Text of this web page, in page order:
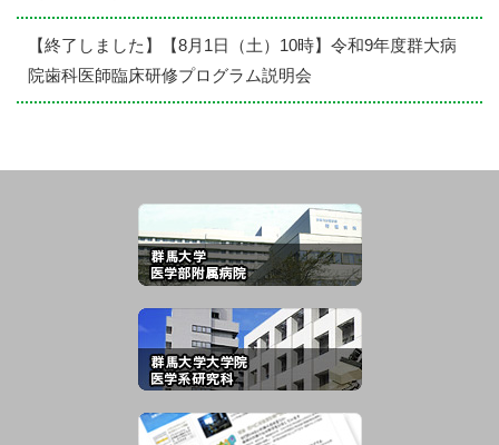
【終了しました】【8月1日（土）10時】令和9年度群大病
院歯科医師臨床研修プログラム説明会